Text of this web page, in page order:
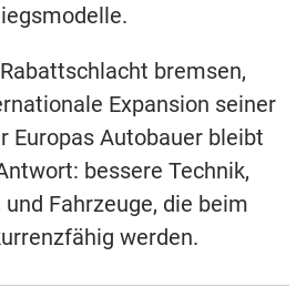
bremsen,
Expansion seiner
Europas Autobauer bleibt
bessere Technik,
Fahrzeuge, die beim
werden.